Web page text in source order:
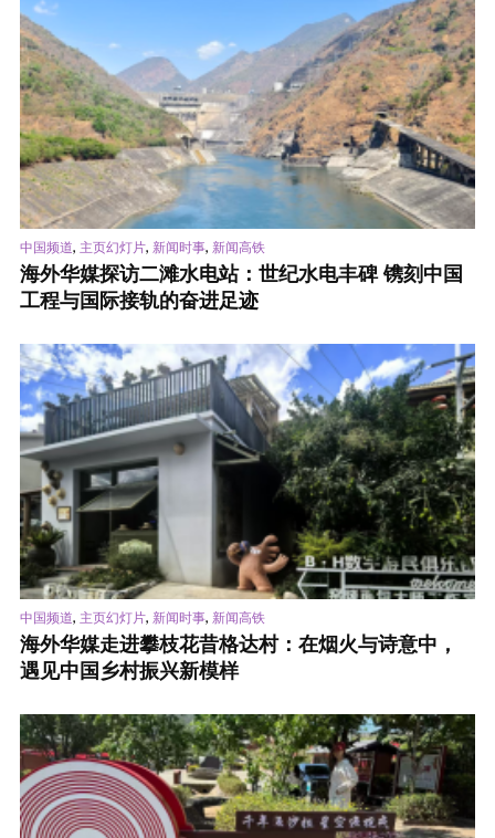
中国频道, 主页幻灯片, 新闻时事, 新闻高铁
海外华媒探访二滩水电站：世纪水电丰碑 镌刻中国
工程与国际接轨的奋进足迹
中国频道, 主页幻灯片, 新闻时事, 新闻高铁
海外华媒走进攀枝花昔格达村：在烟火与诗意中，
遇见中国乡村振兴新模样